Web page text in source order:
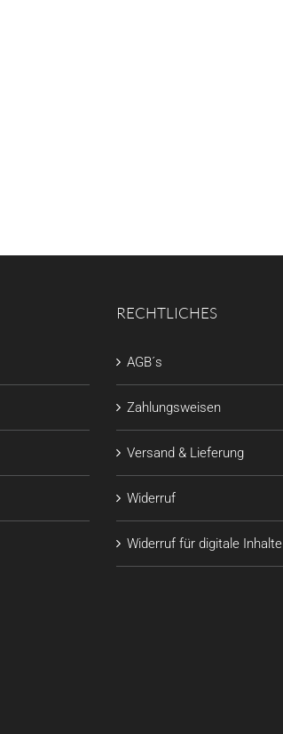
RECHTLICHES
AGB´s
Zahlungsweisen
Versand & Lieferung
Widerruf
Widerruf für digitale Inhalte